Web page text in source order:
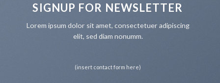
SIGNUP FOR NEWSLETTER
Lorem ipsum dolor sit amet, consectetuer adipiscing
elit, sed diam nonumm.
(insert contact form here)